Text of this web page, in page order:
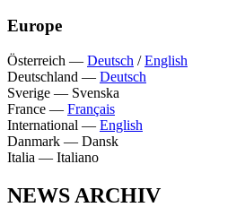
Europe
Österreich — Deutsch /English
Deutschland — Deutsch
Sverige — Svenska
France — Français
International — English
Danmark — Dansk
Italia — Italiano
NEWS ARCHIV